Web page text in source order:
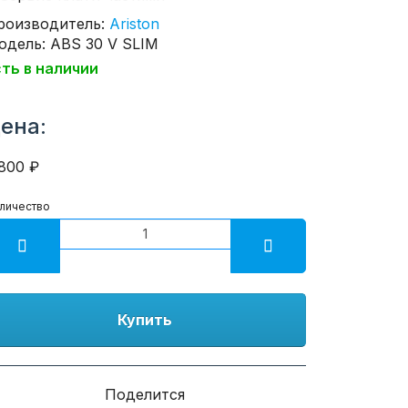
Ariston
ABS 30 V SLIM
в наличии
₽
Купить
Поделится